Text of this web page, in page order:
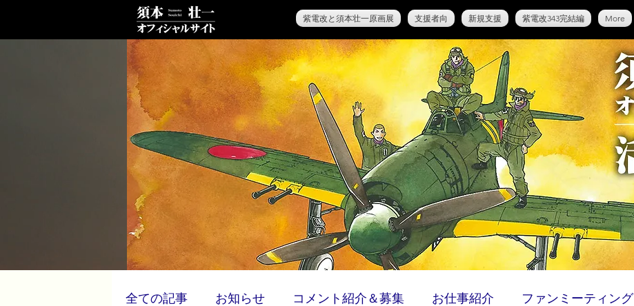
紫電改と須本壮一原画展 支援者向 新規支援 紫電改343完結編 More
全ての記事 お知らせ コメント紹介＆募集 お仕事紹介 ファンミーティング